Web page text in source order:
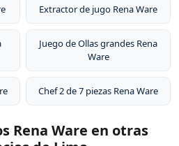
Extractor de jugo Rena Ware
Juego de Ollas grandes Rena
Ware
Chef 2 de 7 piezas Rena Ware
Rena Ware en otras